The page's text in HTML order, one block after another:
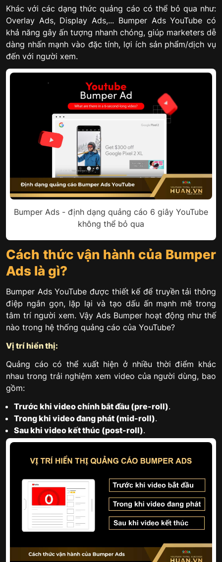
Khác với các dạng thức quảng cáo có thể bỏ qua như:
Overlay Ads, Display Ads,... Bumper Ads YouTube có
khả năng gây ấn tượng nhanh chóng, giúp marketers dễ
dàng nhấn mạnh vào đặc tính, lợi ích sản phẩm/dịch vụ
đến với người xem.
Bumper Ads - định dạng quảng cáo 6 giây YouTube
không thể bỏ qua
Cách thức vận hành của Bumper
Ads là gì?
Bumper Ads YouTube được thiết kế để truyền tải thông
điệp ngắn gọn, lặp lại và tạo dấu ấn mạnh mẽ trong
tâm trí người xem. Vậy Ads Bumper hoạt động như thế
nào trong hệ thống quảng cáo của YouTube?
Vị trí hiển thị:
Quảng cáo có thể xuất hiện ở nhiều thời điểm khác
nhau trong trải nghiệm xem video của người dùng, bao
gồm:
Trước khi video chính bắt đầu (pre-roll).
Trong khi video đang phát (mid-roll).
Sau khi video kết thúc (post-roll).